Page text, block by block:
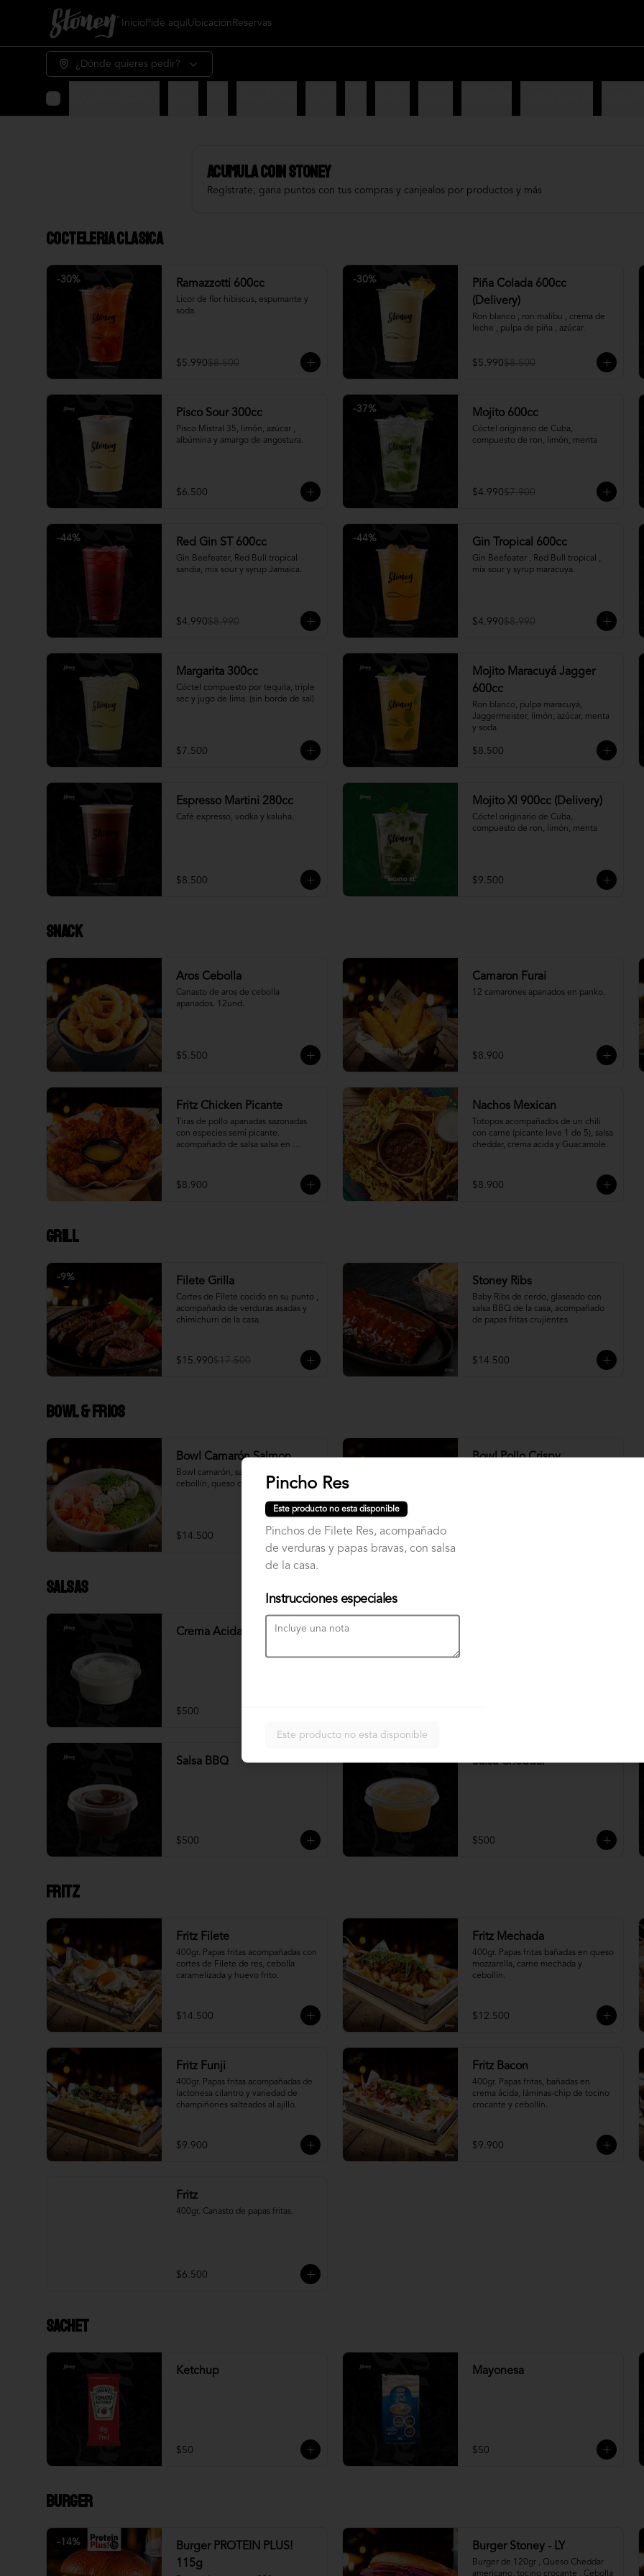
InicioPide aquíUbicación Reservas
¿Dónde quieres pedir?
AcumulaCOIN STONEY
Regístrate, gana puntos con tus compras y canjealos por productos y más
Cocteleria Clasica
-30% Ramazzotti 600cc
Licor de flor hibiscus, espumante y
soda.
$5.990$8.500
-30%
Piña Colada 600cc
(Delivery)
Ron blanco , ron malibu , crema de
leche , pulpa de piña , azúcar.
$5.990$8.500
Pisco Sour 300cc
Pisco Mistral 35, limón, azúcar ,
albúmina y amargo de angostura.
$6.500
-37% Mojito 600cc
Cóctel originario de Cuba,
compuesto de ron, limón, menta
$4.990$7.900
-44% Red Gin ST 600cc
Gin Beefeater, Red Bull tropical
sandia, mix sour y syrup Jamaica.
$4.990$8.990
-44% Gin Tropical 600cc
Gin Beefeater , Red Bull tropical ,
mix sour y syrup maracuya.
$4.990$8.990
Margarita 300cc
Cóctel compuesto por tequila, triple
sec y jugo de lima. (sin borde de sal)
$7.500
Mojito Maracuyá Jagger
600cc
Ron blanco, pulpa maracuyá,
Jaggermeister, limón, azúcar, menta
y soda
$8.500
Espresso Martini 280cc
Café expresso, vodka y kaluha.
$8.500
Mojito Xl 900cc (Delivery)
Cóctel originario de Cuba,
compuesto de ron, limón, menta
$9.500
Snack
Aros Cebolla
Canasto de aros de cebolla
apanados. 12und.
$5.500
Camaron Furai
12 camarones apanados en panko.
$8.900
Fritz Chicken Picante
Tiras de pollo apanadas sazonadas
con especies semi picante.
acompañado de salsa salsa en
$8.900
Nachos Mexican
Totopos acompañados de un chili
con carne (picante leve 1 de 5), salsa
cheddar, crema acida y Guacamole.
$8.900
Grill
-9% Filete Grilla
Cortes de Filete cocido en su punto ,
acompañado de verduras asadas y
chimichurri de la casa.
$15.990$17.500
Stoney Ribs
Baby Ribs de cerdo, glaseado con
salsa BBQ de la casa, acompañado
de papas fritas crujientes
$14.500
Bowl & frios
Bowl Camarón Salmon
Bowl camarón, salmón, palta,
cebollín, queso crema.
$14.500
Bowl Pollo Crispy
Salsas
Crema Acida
$500
Salsa BBQ
$500
Salsa Cheddar
$500
Fritz
Fritz Filete
400gr. Papas fritas acompañadas con
cortes de Filete de res, cebolla
caramelizada y huevo frito.
$14.500
Fritz Mechada
400gr. Papas fritas bañadas en queso
mozzarella, carne mechada y
cebollín.
$12.500
Fritz Funji
400gr. Papas fritas acompañadas de
lactonesa cilantro y variedad de
champiñones salteados al ajillo.
$9.900
Fritz Bacon
400gr. Papas fritas, bañadas en
crema ácida, láminas-chip de tocino
crocante y cebollín.
$9.900
Fritz
400gr. Canasto de papas fritas.
$6.500
Sachet
Ketchup
$50
Mayonesa
$50
Burger
-14%
Burger PROTEIN PLUS!
115g
Burger Stoney - LY
Burger de 120gr , Queso Cheddar
americano, tocino crocante , Cebolla
Pincho Res
Este producto no esta disponible
Pinchos de Filete Res, acompañado
de verduras y papas bravas, con salsa
de la casa.
Instrucciones especiales
Este producto no esta disponible